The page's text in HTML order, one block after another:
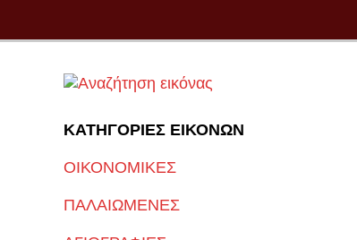
ΚΑΤΗΓΟΡΙΕΣ ΕΙΚΟΝΩΝ
ΟΙΚΟΝΟΜΙΚΕΣ
ΠΑΛΑΙΩΜΕΝΕΣ